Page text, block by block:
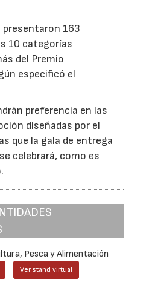
presentaron 163
10 categorías
del Premio
especificó el
preferencia en las
diseñadas por el
que la gala de entrega
celebrará, como es
Pesca y Alimentación
Ver stand virtual